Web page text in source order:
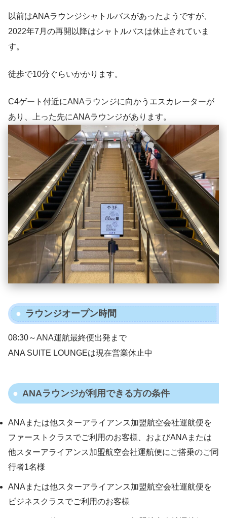
以前はANAラウンジシャトルバスがあったようですが、
2022年7月の再開以降はシャトルバスは休止されていま
す。
徒歩で10分ぐらいかかります。
C4ゲート付近にANAラウンジに向かうエスカレーターが
あり、上った先にANAラウンジがあります。
ラウンジオープン時間
08:30～ANA運航最終便出発まで
ANA SUITE LOUNGEは現在営業休止中
ANAラウンジが利用できる方の条件
ANAまたは他スターアライアンス加盟航空会社運航便を
ファーストクラスでご利用のお客様、およびANAまたは
他スターアライアンス加盟航空会社運航便にご搭乗のご同
行者1名様
ANAまたは他スターアライアンス加盟航空会社運航便を
ビジネスクラスでご利用のお客様